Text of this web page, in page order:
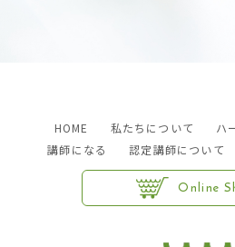
HOME 私たちについて ハ
講師になる
認定講師について
Online